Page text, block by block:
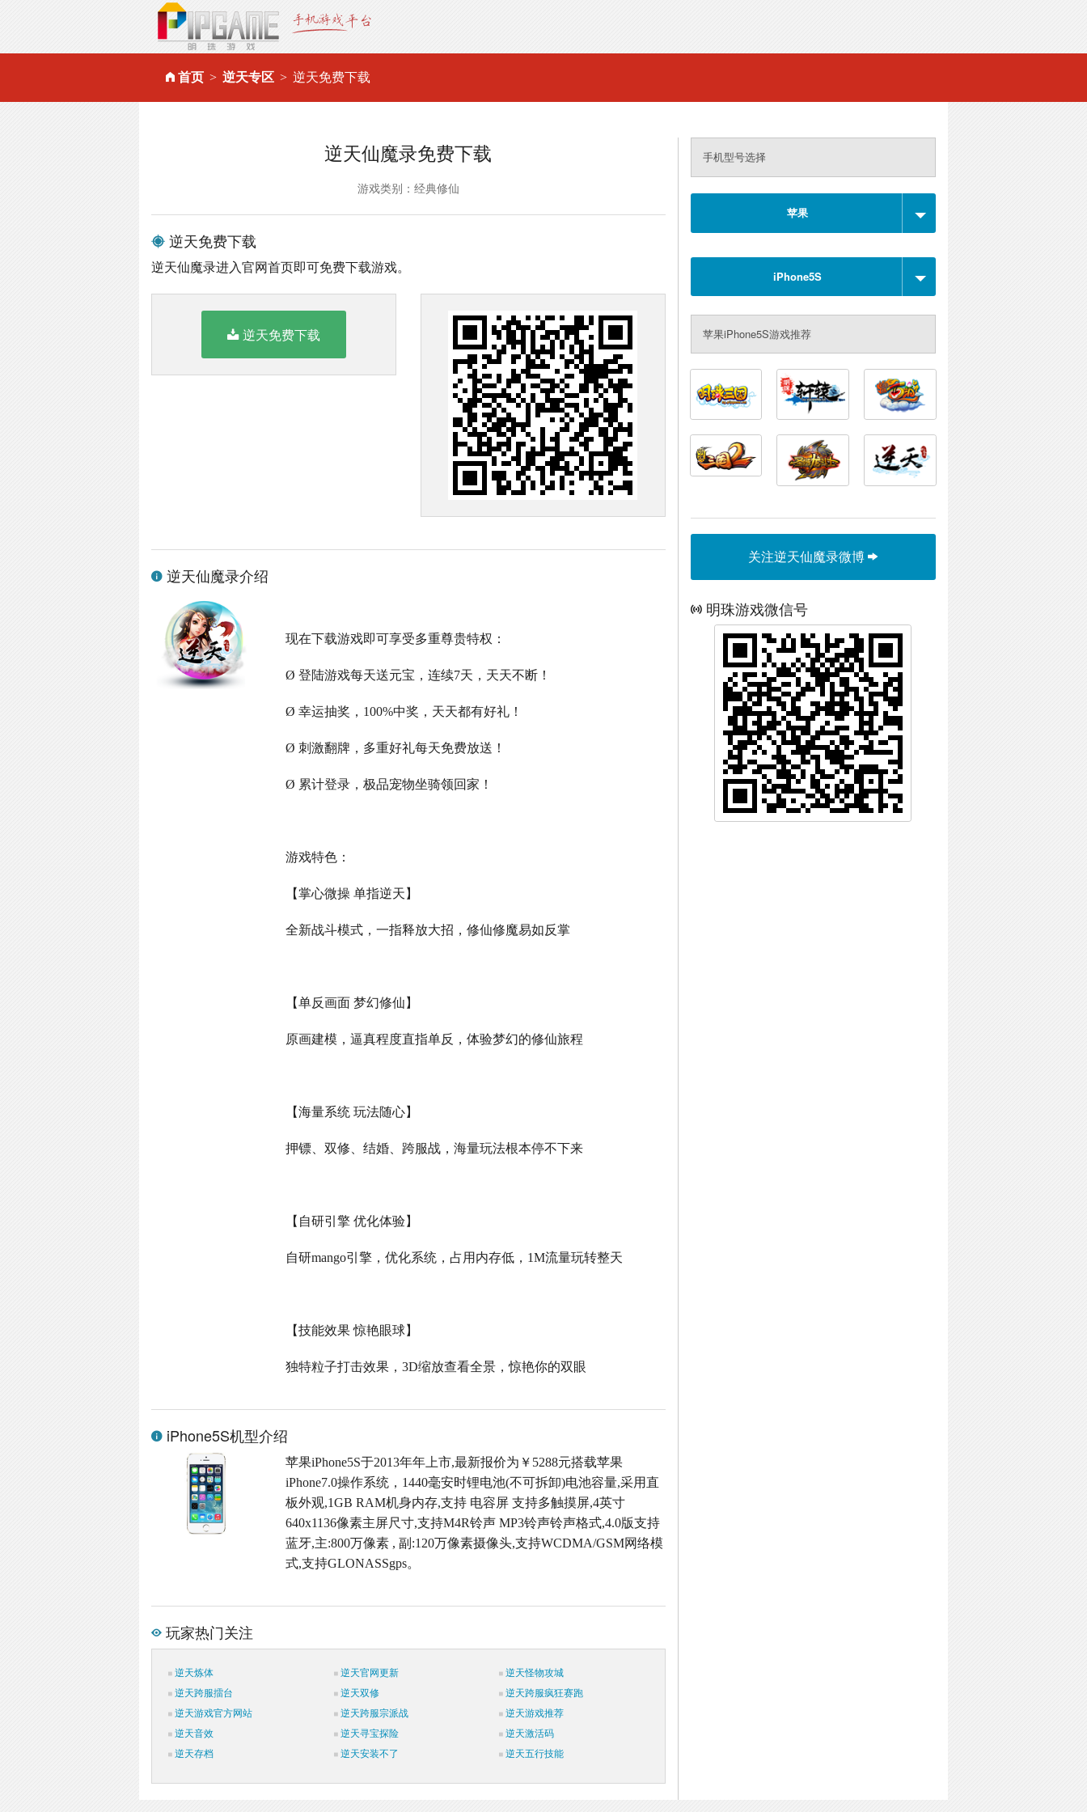
首页 逆天专区 逆天免费下载
逆天仙魔录免费下载
游戏类别：经典修仙
逆天免费下载
逆天仙魔录进入官网首页即可免费下载游戏。
逆天免费下载
逆天仙魔录介绍
现在下载游戏即可享受多重尊贵特权：
Ø 登陆游戏每天送元宝，连续7天，天天不断！
Ø 幸运抽奖，100%中奖，天天都有好礼！
Ø 刺激翻牌，多重好礼每天免费放送！
Ø 累计登录，极品宠物坐骑领回家！
游戏特色：
【掌心微操 单指逆天】
全新战斗模式，一指释放大招，修仙修魔易如反掌
【单反画面 梦幻修仙】
原画建模，逼真程度直指单反，体验梦幻的修仙旅程
【海量系统 玩法随心】
押镖、双修、结婚、跨服战，海量玩法根本停不下来
【自研引擎 优化体验】
自研mango引擎，优化系统，占用内存低， 1M流量玩转整天
【技能效果 惊艳眼球】
独特粒子打击效果，3D缩放查看全景，惊艳你的双眼
iPhone5S机型介绍
苹果iPhone5S于2013年年上市,最新报价为￥5288元搭载苹果
iPhone7.0操作系统，1440毫安时锂电池(不可拆卸)电池容量,采用直
板外观,1GB RAM机身内存,支持 电容屏 支持多触摸屏,4英寸
640x1136像素主屏尺寸,支持M4R铃声 MP3铃声铃声格式,4.0版支持
蓝牙,主:800万像素 , 副:120万像素摄像头,支持WCDMA/GSM网络模
式,支持GLONASSgps。
玩家热门关注
逆天炼体 逆天官网更新
逆天怪物攻城
逆天跨服擂台
逆天双修
逆天跨服疯狂赛跑
逆天游戏官方网站
逆天跨服宗派战
逆天游戏推荐
逆天音效
逆天寻宝探险
逆天激活码
逆天存档
逆天安装不了 逆天五行技能
手机型号选择
苹果
iPhone5S
苹果iPhone5S游戏推荐
关注逆天仙魔录微博
明珠游戏微信号